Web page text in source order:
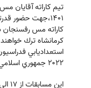
۱۴۰۱،جهت حضور
كاراته مس رفسنجان
كرمانشاه ترك خواهند
استعداديابي
٢٠٢٢ جمهوري اسلامي ايران دعوت خواهند شد